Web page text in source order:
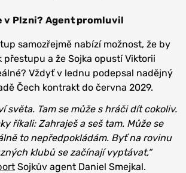
v Plzni? Agent promluvil
samozřejmě nabízí možnost, že by
přestupu a že Sojka opustí Viktorii
Vždyť v lednu podepsal nadějný
Čech kontrakt do června 2029.
světa. Tam se může s hráči dít cokoliv.
říkali: Zahraješ a seš tam. Může se
to nepředpokládám. Byť na rovinu
klubů se začínají vyptávat,“
Sojkův agent Daniel Smejkal.